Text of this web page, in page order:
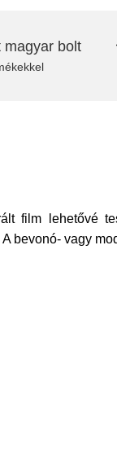
magyar bolt
film lehetővé
bevonó- vagy